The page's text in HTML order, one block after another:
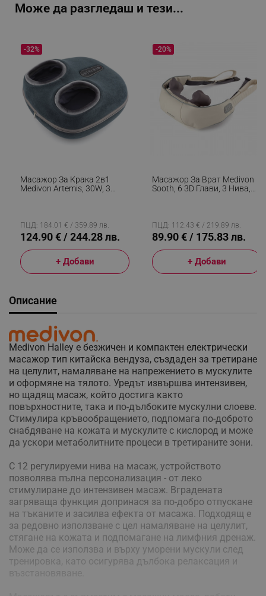
Може да разгледаш и тези...
Масажор За Крака 2в1
Medivon Artemis, 30W, 3
Работа, Син
-32%
ПЦД: 184.01 € / 359.89 лв.
124.90 € / 244.28 лв.
+ Добави
Масажор За Врат Medivon
Sooth, 6 3D Глави, 3 Нива,
-20%
ПЦД: 112.43 € / 219.89 лв.
89.90 € / 175.83 лв.
+ Добави
Описание
Medivon Halley е безжичен и компактен електрически
масажор тип китайска вендуза, създаден за третиране
на целулит, намаляване на напрежението в мускулите
и оформяне на тялото. Уредът извършва интензивен,
но щадящ масаж, който достига както
повърхностните, така и по-дълбоките мускулни слоеве.
Стимулира кръвообращението, подпомага по-доброто
снабдяване на кожата и мускулите с кислород и може
да ускори метаболитните процеси в третираните зони.
С 12 регулируеми нива на масаж, устройството
позволява пълна персонализация - от леко
стимулиране до интензивен масаж. Вградената
загряваща функция допринася за по-добро отпускане
на тъканите и засилва ефекта от масажа. Подходящ е
за редовно използване с цел намаляване на целулит,
стягане на кожата и подпомагане на лимфния дренаж.
Може да се използва и върху уморени мускули след
тренировка, като осигурява дълбока релаксация и